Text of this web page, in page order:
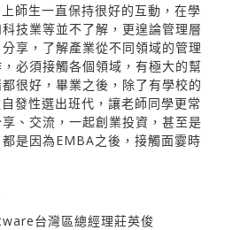
師生一直保持很好的互動，在學
技業等並不了解，更遑論管理層
享，了解產業從不同領域的管理
必須接觸各個領域，有極大的幫
很好，畢業之後，除了有學校的
發性選出班代，讓老師同學更常
、交流，一起創業投資，甚至是
是因為EMBA之後，接觸面霎時
台灣區總經理莊英俊